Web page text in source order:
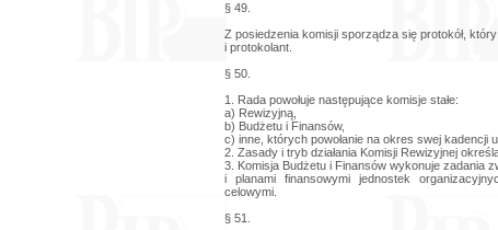
§ 49.
Z posiedzenia komisji sporządza się protokół,
i protokolant.
§ 50.
1. Rada powołuje następujące komisje stałe:
a) Rewizyjną,
b) Budżetu i Finansów,
c) inne, których powołanie na okres swej kadencji
2. Zasady i tryb działania Komisji Rewizyjnej
3. Komisja Budżetu i Finansów wykonuje zadania
i planami finansowymi jednostek
celowymi.
§ 51.